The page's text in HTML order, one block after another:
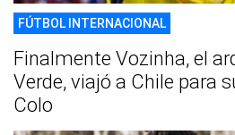
FÚTBOL INTERNACIONAL
Finalmente Vozinha, el
Verde, viajó a Chile para
Colo